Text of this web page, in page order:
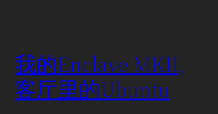
我的Enclave MKII,
客厅里的Ubuntu